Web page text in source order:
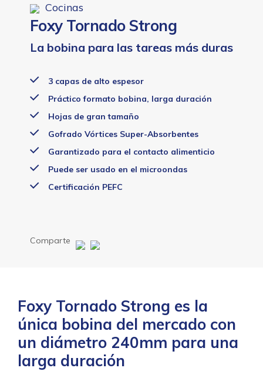
Cocinas
Foxy Tornado Strong
La bobina para las tareas más duras
3 capas de alto espesor
Práctico formato bobina, larga duración
Hojas de gran tamaño
Gofrado Vórtices Super-Absorbentes
Garantizado para el contacto alimenticio
Puede ser usado en el microondas
Certificación PEFC
Comparte
Foxy Tornado Strong es la
única bobina del mercado con
un diámetro 240mm para una
larga duración